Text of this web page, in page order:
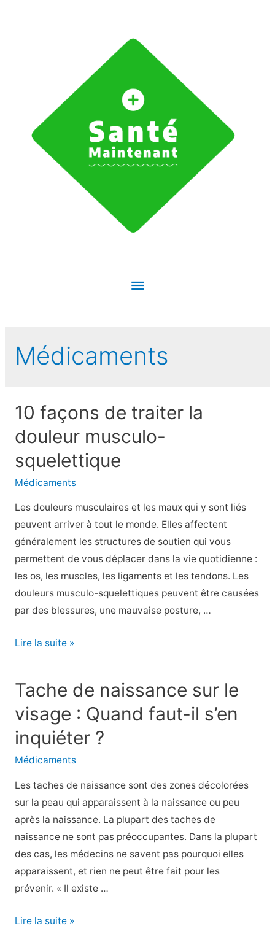
Menu
Médicaments
10 façons de traiter la
douleur musculo-
squelettique
Médicaments
Les douleurs musculaires et les maux qui y sont liés
peuvent arriver à tout le monde. Elles affectent
généralement les structures de soutien qui vous
permettent de vous déplacer dans la vie quotidienne :
les os, les muscles, les ligaments et les tendons. Les
douleurs musculo-squelettiques peuvent être causées
par des blessures, une mauvaise posture, …
10
traiter
la
douleur
musculo-
squelettique
Lire la suite »
Tache de naissance sur le
visage : Quand faut-il s’en
inquiéter ?
Médicaments
Les taches de naissance sont des zones décolorées
sur la peau qui apparaissent à la naissance ou peu
après la naissance. La plupart des taches de
naissance ne sont pas préoccupantes. Dans la plupart
des cas, les médecins ne savent pas pourquoi elles
apparaissent, et rien ne peut être fait pour les
prévenir. « Il existe …
Tache
Lire la suite »